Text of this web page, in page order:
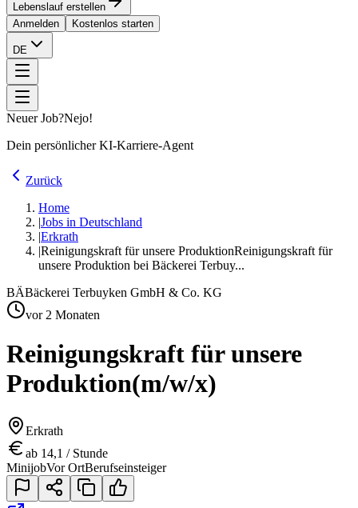
Lebenslauf erstellen
Anmelden
Kostenlos starten
DE
Neuer Job?Nejo!
Dein persönlicher KI-Karriere-Agent
Zurück
Home
|Jobs in Deutschland
|Erkrath
|Reinigungskraft für unsere ProduktionReinigungskraft für
unsere Produktion bei Bäckerei Terbuy...
BÄBäckerei Terbuyken GmbH & Co. KG
vor 2 Monaten
Reinigungskraft für unsere
Produktion(m/w/x)
Erkrath
ab 14,1 / Stunde
MinijobVor OrtBerufseinsteiger